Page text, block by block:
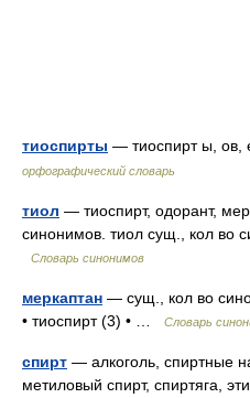
тиоспирты — тиоспирт ы, ов,
орфографический словарь
тиол — тиоспирт, одорант,
синонимов. тиол сущ., кол во
Словарь синонимов
меркаптан — сущ., кол во
• тиоспирт (3) • …
Словарь
спирт — алкоголь, спиртные
метиловый спирт, спиртяга,